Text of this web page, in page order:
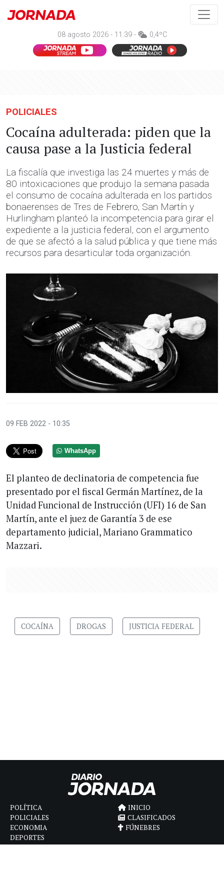
08 agosto 2026 - 11:39 - 0,4ºC
POLICIALES
Cocaína adulterada: piden que la
causa pase a la Justicia federal
La fiscalía que investiga las 24 muertes y más de
80 intoxicaciones que produjo la semana pasada
el consumo de cocaína adulterada en los partidos
bonaerenses de Tres de Febrero, San Martín y
Hurlingham planteó la incompetencia para girar el
expediente a la justicia federal, con el argumento
de que se afectó a la salud pública y que tiene más
recursos para desarticular toda organización.
09 FEB 2022 - 10:35
WhatsApp
El planteo de declinatoria de competencia fue
presentado por el fiscal Germán Martínez, de la
Unidad Funcional de Instrucción (UFI) 16 de San
Martín, ante el juez de Garantía 3 de ese
departamento judicial, Mariano Grammatico
Mazzari.
COCAÍNA DROGAS JUSTICIA FEDERAL
POLÍTICA
POLICIALES
ECONOMIA
DEPORTES
MAGAZINE
INICIO
CLASIFICADOS
FÚNEBRES